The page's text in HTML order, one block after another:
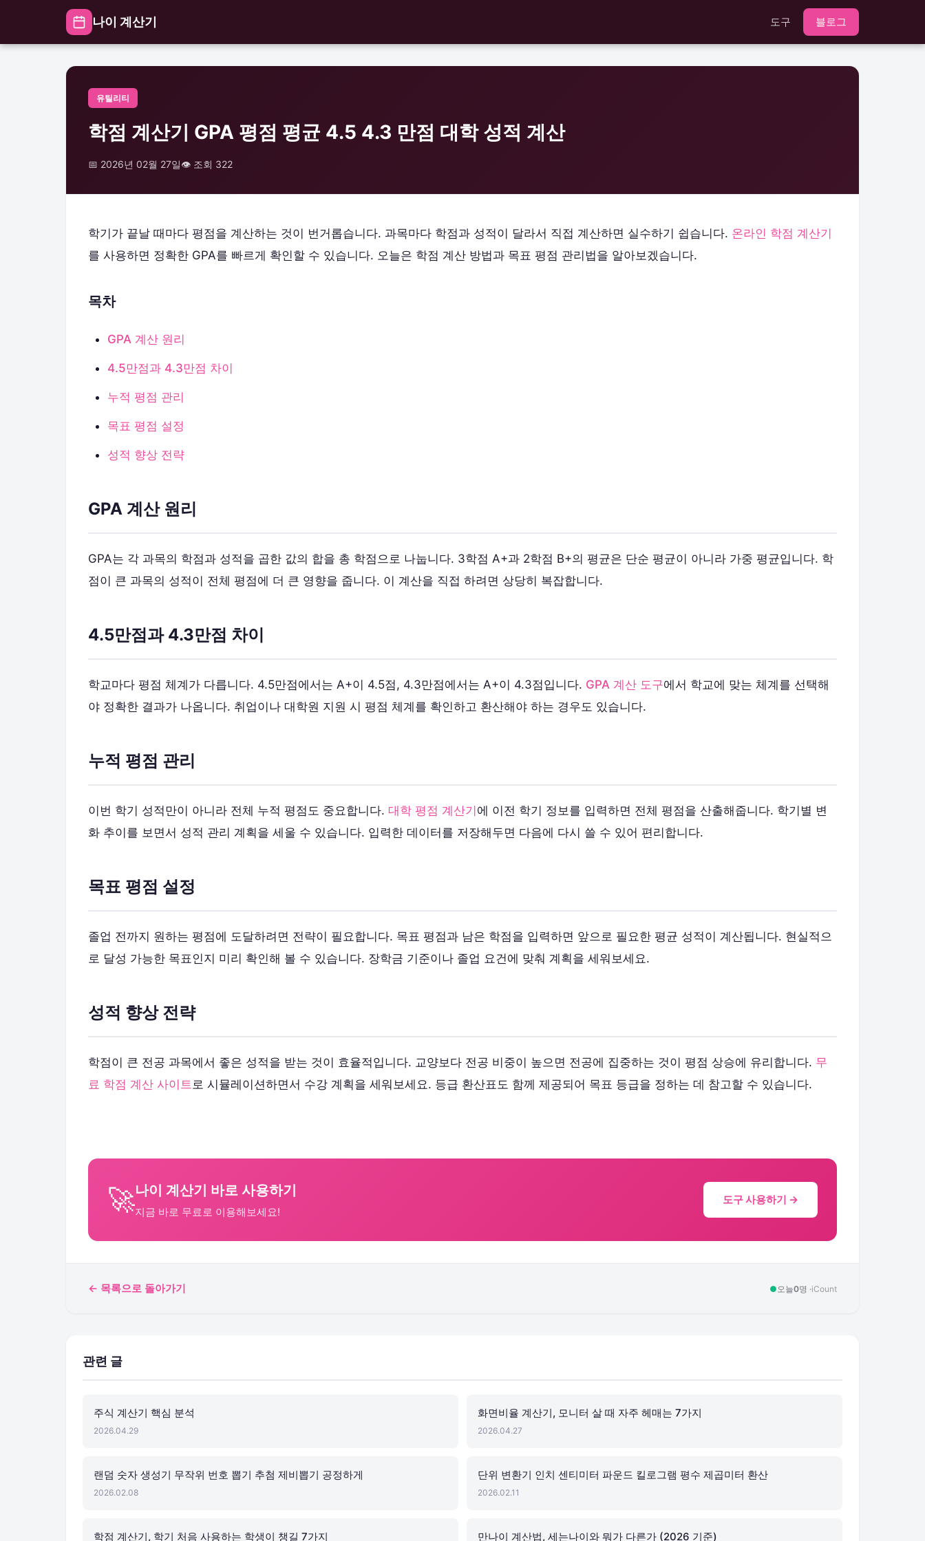
나이 계산기 도구 블로그
유틸리티
학점 계산기 GPA 평점 평균 4.5 4.3 만점 대학 성적 계산
📅 2026년 02월 27일👁️ 조회 322
학기가 끝날 때마다 평점을 계산하는 것이 번거롭습니다. 과목마다 학점과 성적이 달라서 직접 계산하면 실수하기 쉽습니다. 온라인 학점 계산기
를 사용하면 정확한 GPA를 빠르게 확인할 수 있습니다. 오늘은 학점 계산 방법과 목표 평점 관리법을 알아보겠습니다.
목차
GPA 계산 원리
4.5만점과 4.3만점 차이
누적 평점 관리
목표 평점 설정
성적 향상 전략
GPA 계산 원리
GPA는 각 과목의 학점과 성적을 곱한 값의 합을 총 학점으로 나눕니다. 3학점 A+과 2학점 B+의 평균은 단순 평균이 아니라 가중 평균입니다. 학
점이 큰 과목의 성적이 전체 평점에 더 큰 영향을 줍니다. 이 계산을 직접 하려면 상당히 복잡합니다.
4.5만점과 4.3만점 차이
학교마다 평점 체계가 다릅니다. 4.5만점에서는 A+이 4.5점, 4.3만점에서는 A+이 4.3점입니다. GPA 계산 도구에서 학교에 맞는 체계를 선택해
야 정확한 결과가 나옵니다. 취업이나 대학원 지원 시 평점 체계를 확인하고 환산해야 하는 경우도 있습니다.
누적 평점 관리
이번 학기 성적만이 아니라 전체 누적 평점도 중요합니다. 대학 평점 계산기 에 이전 학기 정보를 입력하면 전체 평점을 산출해줍니다. 학기별 변
화 추이를 보면서 성적 관리 계획을 세울 수 있습니다. 입력한 데이터를 저장해두면 다음에 다시 쓸 수 있어 편리합니다.
목표 평점 설정
졸업 전까지 원하는 평점에 도달하려면 전략이 필요합니다. 목표 평점과 남은 학점을 입력하면 앞으로 필요한 평균 성적이 계산됩니다. 현실적으
로 달성 가능한 목표인지 미리 확인해 볼 수 있습니다. 장학금 기준이나 졸업 요건에 맞춰 계획을 세워보세요.
성적 향상 전략
학점이 큰 전공 과목에서 좋은 성적을 받는 것이 효율적입니다. 교양보다 전공 비중이 높으면 전공에 집중하는 것이 평점 상승에 유리합니다. 무
료 학점 계산 사이트로 시뮬레이션하면서 수강 계획을 세워보세요. 등급 환산표도 함께 제공되어 목표 등급을 정하는 데 참고할 수 있습니다.
🚀나이 계산기 바로 사용하기
지금 바로 무료로 이용해보세요!
도구 사용하기 →
← 목록으로 돌아가기 ● 오늘0명 ·iCount
관련 글
주식 계산기 핵심 분석
2026.04.29
화면비율 계산기, 모니터 살 때 자주 헤매는 7가지
2026.04.27
랜덤 숫자 생성기 무작위 번호 뽑기 추첨 제비뽑기 공정하게
2026.02.08
단위 변환기 인치 센티미터 파운드 킬로그램 평수 제곱미터 환산
2026.02.11
학점 계산기, 학기 처음 사용하는 학생이 챙길 7가지 만나이 계산법, 세는나이와 뭐가 다른가 (2026 기준)